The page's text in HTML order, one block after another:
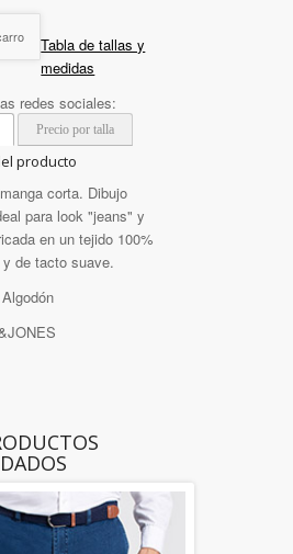
Tabla de tallas y
medidas
redes sociales:
Precio por talla
producto
corta. Dibujo
para look "jeans" y
en un tejido 100%
de tacto suave.